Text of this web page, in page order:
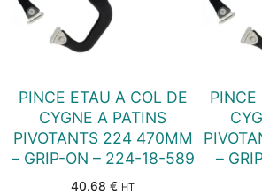
PINCE ETAU A COL DE
CYGNE A PATINS
PIVOTANTS 224 470MM
– GRIP-ON – 224-18-589
40.68 € HT
PINCE
–